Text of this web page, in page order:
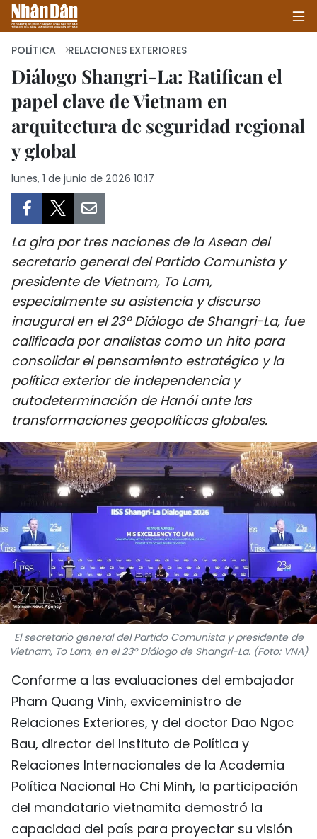
INICIO
POLÍTICA
SALUD - MEDIO AMBIENTE
CULTURA - ENTRETENIMIENTO
INTERNACIONAL
DEPORTES
VIAJES
PUENTE DE AMISTAD
FOTOGRAFÍA
¿QUIÉNES SOMOS?
TIẾNG VIỆT
ENGLISH
中文
FRANÇAIS
РУССКИЙ
POLÍTICA RELACIONES EXTERIORES
Diálogo Shangri-La: Ratifican el
papel clave de Vietnam en
arquitectura de seguridad regional
y global
lunes, 1 de junio de 2026 10:17
La gira por tres naciones de la Asean del
secretario general del Partido Comunista y
presidente de Vietnam, To Lam,
especialmente su asistencia y discurso
inaugural en el 23º Diálogo de Shangri-La, fue
calificada por analistas como un hito para
consolidar el pensamiento estratégico y la
política exterior de independencia y
autodeterminación de Hanói ante las
transformaciones geopolíticas globales.
El secretario general del Partido Comunista y presidente de
Vietnam, To Lam, en el 23º Diálogo de Shangri-La. (Foto: VNA)
Conforme a las evaluaciones del embajador
Pham Quang Vinh, exviceministro de
Relaciones Exteriores, y del doctor Dao Ngoc
Bau, director del Instituto de Política y
Relaciones Internacionales de la Academia
Política Nacional Ho Chi Minh, la participación
del mandatario vietnamita demostró la
capacidad del país para proyectar su visión